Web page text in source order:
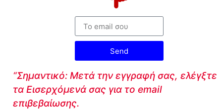
Send
“Σημαντικό: Μετά την εγγραφή σας, ελέγξτε
τα Εισερχόμενά σας για το email
επιβεβαίωσης.